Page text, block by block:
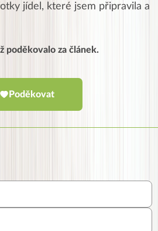
jídel, které jsem připravila a
poděkovalo za článek.
Poděkovat